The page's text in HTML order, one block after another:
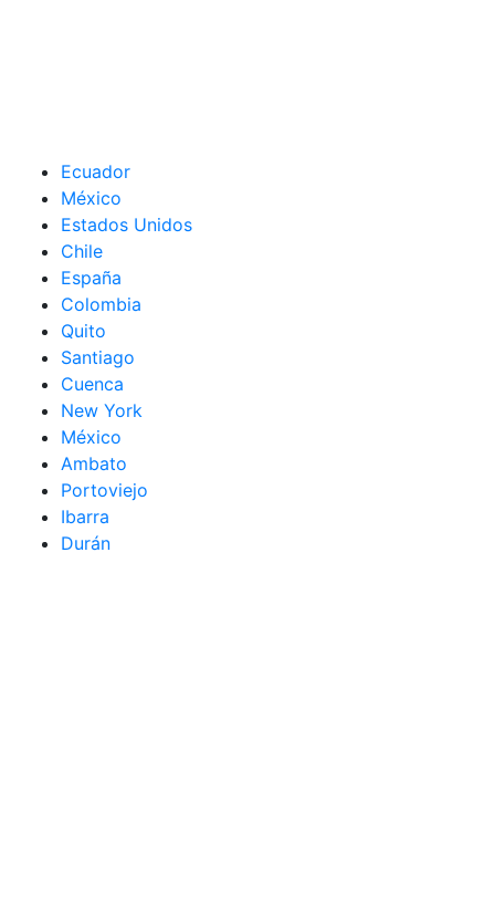
Ecuador
México
Estados Unidos
Chile
España
Colombia
Quito
Santiago
Cuenca
New York
México
Ambato
Portoviejo
Ibarra
Durán